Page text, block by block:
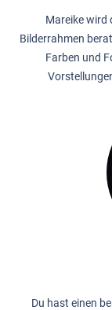
Mareike wird
Bilderrahmen
Farben und
Du hast einen